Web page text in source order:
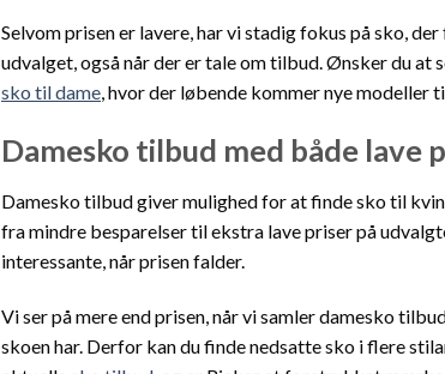
Selvom prisen er lavere, har vi stadig fokus på sko,
udvalget, også når der er tale om tilbud. Ønsker du at
sko til dame , hvor der løbende kommer nye modeller
Damesko tilbud med både
Damesko tilbud giver mulighed for at finde sko til
fra mindre besparelser til ekstra lave priser på
interessante, når prisen falder.
Vi ser på mere end prisen, når vi samler damesko
skoen har. Derfor kan du finde nedsatte sko i flere